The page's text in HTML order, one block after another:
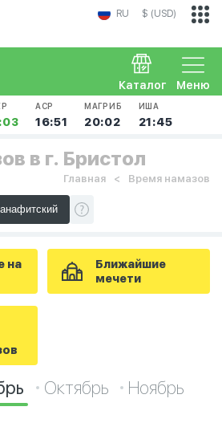
RU $ (USD)
Меню
Каталог
АСР
16:51
МАГРИБ
20:02
ИША
21:45
в г. Бристол
Главная Время намазов
на
Ближайшие
мечети
Октябрь Ноябрь